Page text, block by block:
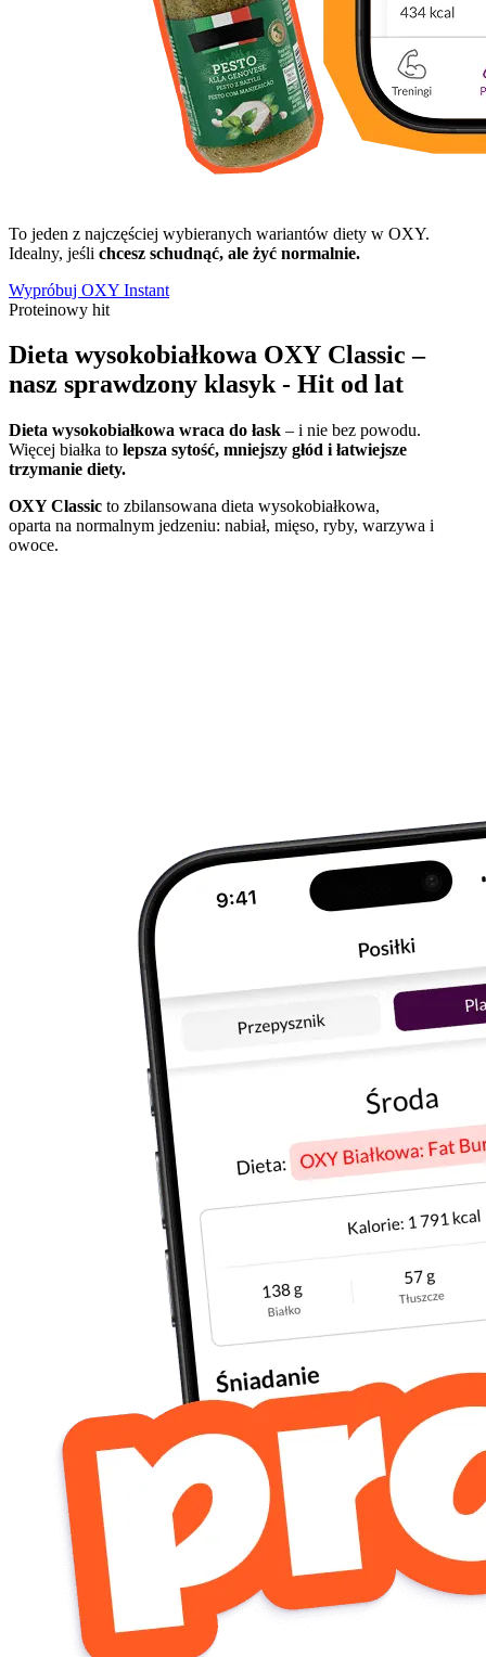
To jeden z najczęściej wybieranych wariantów diety w OXY.
Idealny, jeśli chcesz schudnąć, ale żyć normalnie.
Wypróbuj OXY Instant
Proteinowy hit
Dieta wysokobiałkowa OXY Classic –
nasz sprawdzony klasyk - Hit od lat
Dieta wysokobiałkowa wraca do łask – i nie bez powodu.
Więcej białka to lepsza sytość, mniejszy głód i łatwiejsze
trzymanie diety.
OXY Classic to zbilansowana dieta wysokobiałkowa,
oparta na normalnym jedzeniu: nabiał, mięso, ryby, warzywa i
owoce.